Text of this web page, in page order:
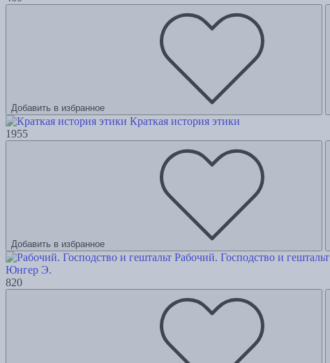
Добавить в избранное
Краткая история этики
1955
Добавить в избранное
Рабочий. Господство и гештальт
Юнгер Э.
820